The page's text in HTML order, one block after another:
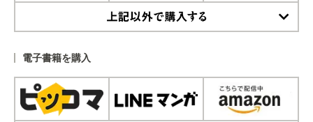
電子書籍を購入